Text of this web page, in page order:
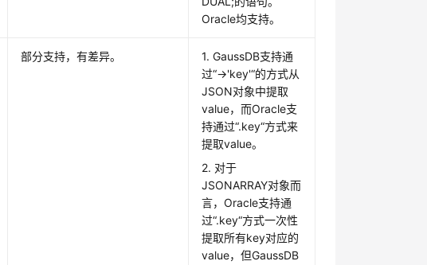
Oracle均支持。
部分支持，有差异。
1. GaussDB支持通
过“->'key'“的方式从
JSON对象中提取
value，而Oracle支
持通过“.key“方式来
提取value。
2. 对于
JSONARRAY对象而
言，Oracle支持通
过“.key“方式一次性
提取所有key对应的
value，但GaussDB